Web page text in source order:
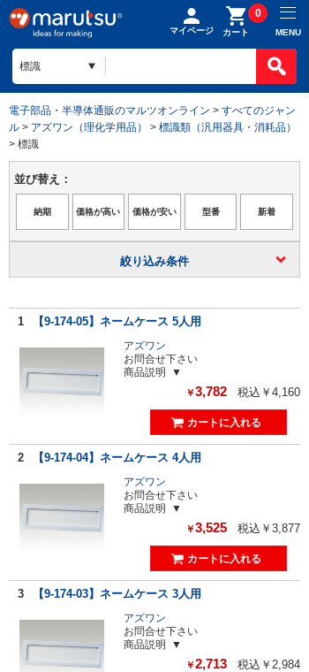
マイページ カート
0
MENU
電子部品・半導体通販のマルツオンライン > すべてのジャン
ル > アズワン（理化学用品） > 標識類（汎用器具・消耗品）
> 標識
並び替え：
絞り込み条件
1 【9-174-05】ネームケース 5人用
アズワン
お問合せ下さい
商品説明
￥3,782 税込￥4,160
2 【9-174-04】ネームケース 4人用
アズワン
お問合せ下さい
商品説明
￥3,525 税込￥3,877
3 【9-174-03】ネームケース 3人用
アズワン
お問合せ下さい
商品説明
￥2,713 税込￥2,984